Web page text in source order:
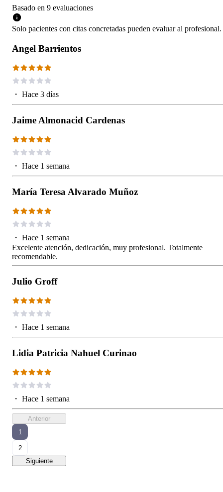
Basado en 9 evaluaciones
Solo pacientes con citas concretadas pueden evaluar al profesional.
Angel Barrientos
・ Hace 3 días
Jaime Almonacid Cardenas
・ Hace 1 semana
María Teresa Alvarado Muñoz
・ Hace 1 semana
Excelente atención, dedicación, muy profesional. Totalmente
recomendable.
Julio Groff
・ Hace 1 semana
Lidia Patricia Nahuel Curinao
・ Hace 1 semana
Anterior
1
2
Siguiente